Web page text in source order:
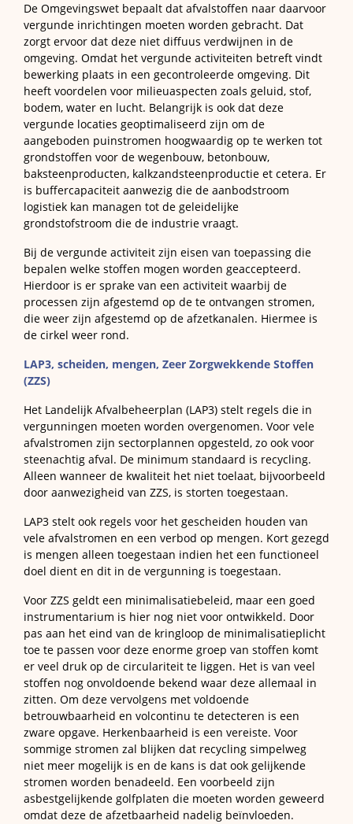
De Omgevingswet bepaalt dat afvalstoffen naar daarvoor
vergunde inrichtingen moeten worden gebracht. Dat
zorgt ervoor dat deze niet diffuus verdwijnen in de
omgeving. Omdat het vergunde activiteiten betreft vindt
bewerking plaats in een gecontroleerde omgeving. Dit
heeft voordelen voor milieuaspecten zoals geluid, stof,
bodem, water en lucht. Belangrijk is ook dat deze
vergunde locaties geoptimaliseerd zijn om de
aangeboden puinstromen hoogwaardig op te werken tot
grondstoffen voor de wegenbouw, betonbouw,
baksteenproducten, kalkzandsteenproductie et cetera. Er
is buffercapaciteit aanwezig die de aanbodstroom
logistiek kan managen tot de geleidelijke
grondstofstroom die de industrie vraagt.
Bij de vergunde activiteit zijn eisen van toepassing die
bepalen welke stoffen mogen worden geaccepteerd.
Hierdoor is er sprake van een activiteit waarbij de
processen zijn afgestemd op de te ontvangen stromen,
die weer zijn afgestemd op de afzetkanalen. Hiermee is
de cirkel weer rond.
LAP3, scheiden, mengen, Zeer Zorgwekkende Stoffen
(ZZS)
Het Landelijk Afvalbeheerplan (LAP3) stelt regels die in
vergunningen moeten worden overgenomen. Voor vele
afvalstromen zijn sectorplannen opgesteld, zo ook voor
steenachtig afval. De minimum standaard is recycling.
Alleen wanneer de kwaliteit het niet toelaat, bijvoorbeeld
door aanwezigheid van ZZS, is storten toegestaan.
LAP3 stelt ook regels voor het gescheiden houden van
vele afvalstromen en een verbod op mengen. Kort gezegd
is mengen alleen toegestaan indien het een functioneel
doel dient en dit in de vergunning is toegestaan.
Voor ZZS geldt een minimalisatiebeleid, maar een goed
instrumentarium is hier nog niet voor ontwikkeld. Door
pas aan het eind van de kringloop de minimalisatieplicht
toe te passen voor deze enorme groep van stoffen komt
er veel druk op de circulariteit te liggen. Het is van veel
stoffen nog onvoldoende bekend waar deze allemaal in
zitten. Om deze vervolgens met voldoende
betrouwbaarheid en volcontinu te detecteren is een
zware opgave. Herkenbaarheid is een vereiste. Voor
sommige stromen zal blijken dat recycling simpelweg
niet meer mogelijk is en de kans is dat ook gelijkende
stromen worden benadeeld. Een voorbeeld zijn
asbestgelijkende golfplaten die moeten worden geweerd
omdat deze de afzetbaarheid nadelig beïnvloeden.